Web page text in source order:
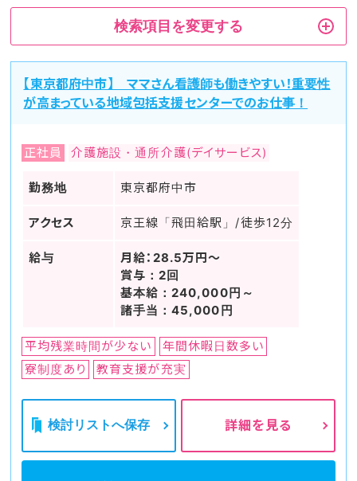
検索項目を変更する
【東京都府中市】 ママさん看護師も働きやすい！重要性
が高まっている地域包括支援センターでのお仕事！
正社員 介護施設・通所介護(デイサービス)
勤務地 東京都府中市
アクセス 京王線「飛田給駅」/徒歩12分
給与
月給：28.5万円～
賞与：2回
基本給：240,000円～
諸手当：45,000円
平均残業時間が少ない
年間休暇日数多い
寮制度あり
教育支援が充実
検討リストへ保存 詳細を見る